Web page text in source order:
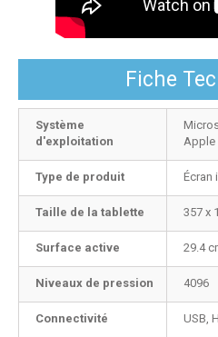
Fiche
Système
d'exploitation
Apple
Type de produit Écran
Taille de la tablette 357 x
Surface active 29.4
Niveaux de pression 4096
Connectivité USB,